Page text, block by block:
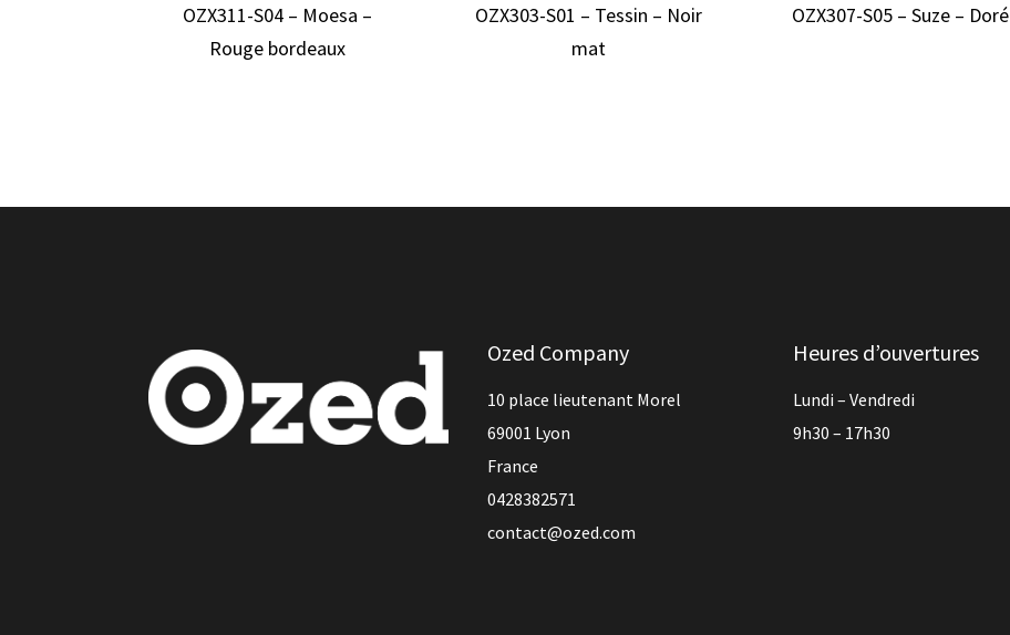
OZX311-S04 – Moesa –
Rouge bordeaux
OZX303-S01 – Tessin – Noir
mat
OZX307-S05 – Suze – Doré
Ozed Company
10 place lieutenant Morel
69001 Lyon
France
0428382571
contact@ozed.com
Heures d’ouvertures
Lundi – Vendredi
9h30 – 17h30